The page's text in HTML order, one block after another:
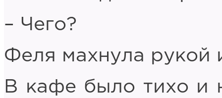
– Чего?
Феля махнула рукой
В кафе было тихо и